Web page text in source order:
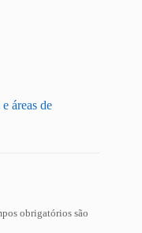
áreas de
obrigatórios são